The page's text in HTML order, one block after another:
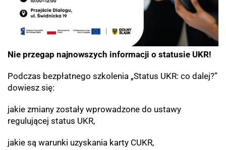
Nie przegap najnowszych informacji o statusie UKR!
Podczas bezpłatnego szkolenia „Status UKR: co dalej?”
dowiesz się:
jakie zmiany zostały wprowadzone do ustawy
regulującej status UKR,
jakie są warunki uzyskania karty CUKR,